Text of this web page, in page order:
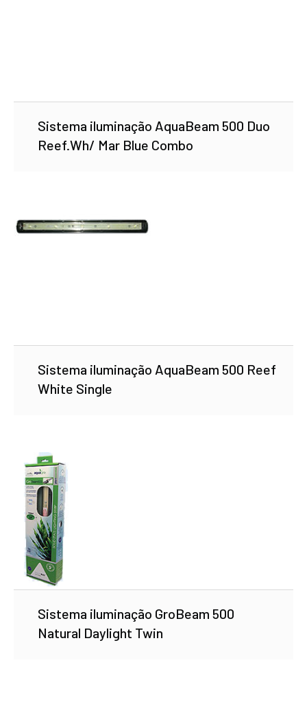
Sistema iluminação AquaBeam 500 Duo
Reef.Wh/ Mar Blue Combo
Sistema iluminação AquaBeam 500 Reef
White Single
Sistema iluminação GroBeam 500
Natural Daylight Twin